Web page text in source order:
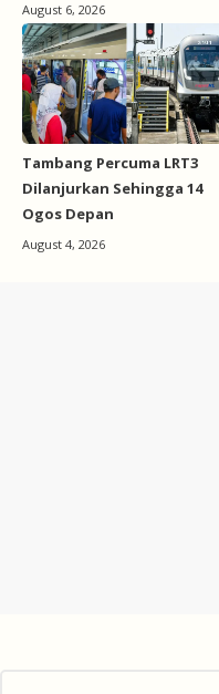
August 6, 2026
Tambang Percuma LRT3
Dilanjurkan Sehingga 14
Ogos Depan
August 4, 2026